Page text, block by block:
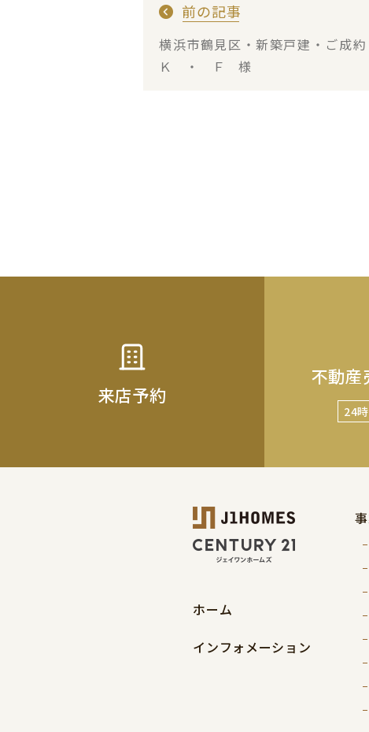
前の記事
横浜市鶴見区・新築戸建・ご成
Ｋ ・ Ｆ 様
来店予約
不動産
24
ホーム
インフォメーション